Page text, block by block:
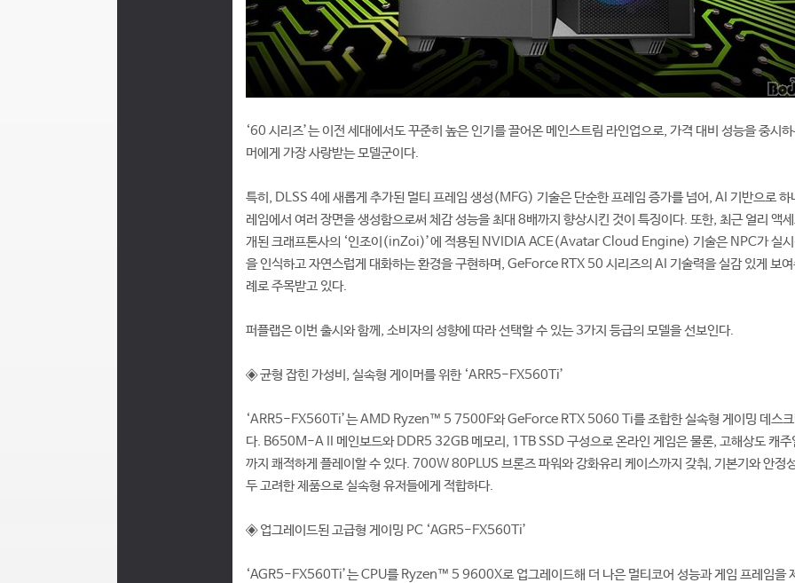
‘60 시리즈’는 이전 세대에서도 꾸준히 높은 인기를 끌어온 메인스트림 라인업으로, 가격 대비 성능을 중시
머에게 가장 사랑받는 모델군이다.
특히, DLSS 4에 새롭게 추가된 멀티 프레임 생성(MFG) 기술은 단순한 프레임 증가를 넘어, AI 기반으로 하
레임에서 여러 장면을 생성함으로써 체감 성능을 최대 8배까지 향상시킨 것이 특징이다. 또한, 최근 얼리 액
개된 크래프톤사의 ‘인조이(inZoi)’에 적용된 NVIDIA ACE(Avatar Cloud Engine) 기술은 NPC가 실시
을 인식하고 자연스럽게 대화하는 환경을 구현하며, GeForce RTX 50 시리즈의 AI 기술력을 실감 있게 보
례로 주목받고 있다.
퍼플랩은 이번 출시와 함께, 소비자의 성향에 따라 선택할 수 있는 3가지 등급의 모델을 선보인다.
◈ 균형 잡힌 가성비, 실속형 게이머를 위한 ‘ARR5-FX560Ti’
‘ARR5-FX560Ti’는 AMD Ryzen™ 5 7500F와 GeForce RTX 5060 Ti를 조합한 실속형 게이밍 데스
다. B650M-A II 메인보드와 DDR5 32GB 메모리, 1TB SSD 구성으로 온라인 게임은 물론, 고해상도 캐주
까지 쾌적하게 플레이할 수 있다. 700W 80PLUS 브론즈 파워와 강화유리 케이스까지 갖춰, 기본기와 안정
두 고려한 제품으로 실속형 유저들에게 적합하다.
◈ 업그레이드된 고급형 게이밍 PC ‘AGR5-FX560Ti’
‘AGR5-FX560Ti’는 CPU를 Ryzen™ 5 9600X로 업그레이드해 더 나은 멀티코어 성능과 게임 프레임을